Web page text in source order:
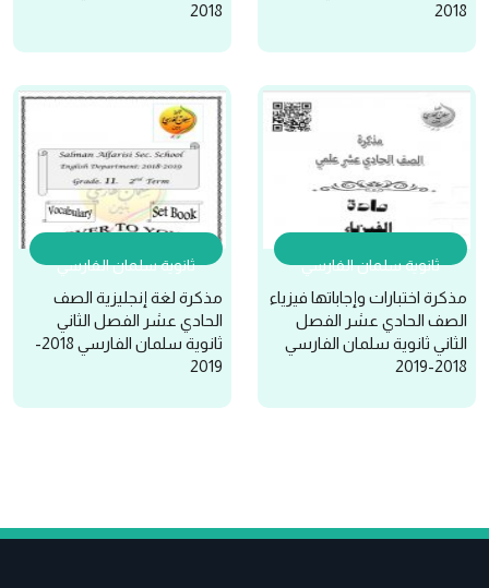
2018
2018
ثانوية سلمان الفارسي
مذكرة اختبارات وإجاباتها فيزياء
الصف الحادي عشر الفصل
الثاني ثانوية سلمان الفارسي
2018-2019
ثانوية سلمان الفارسي
مذكرة لغة إنجليزية الصف
الحادي عشر الفصل الثاني
ثانوية سلمان الفارسي 2018-
2019